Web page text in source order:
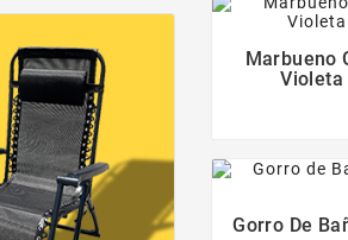
Marbueno
Violeta
Gorro De